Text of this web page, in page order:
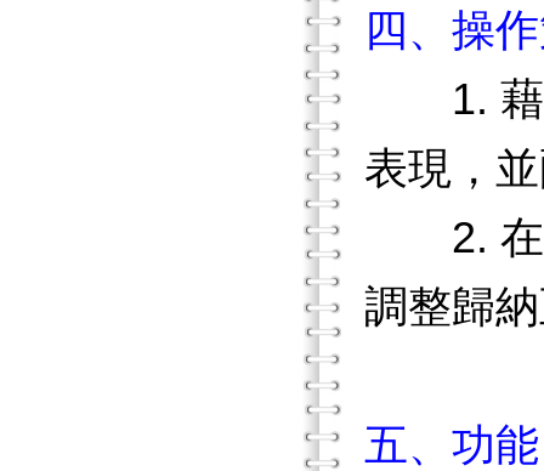
四、操
1. 藉由
表現，
2. 在實
調整歸
五、功能